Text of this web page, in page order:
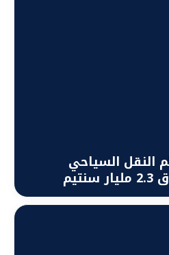
النقل السياحي